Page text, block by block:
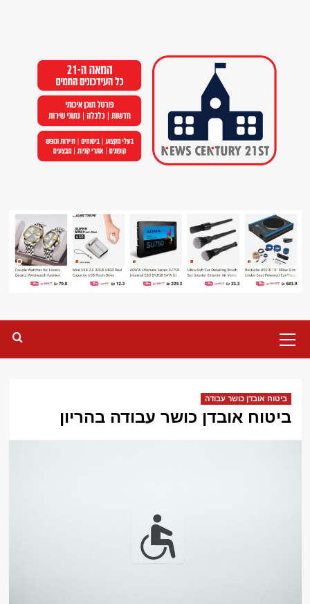
Menu
ביטוח אובדן כושר עבודה
ביטוח אובדן כושר עבודה בהריון